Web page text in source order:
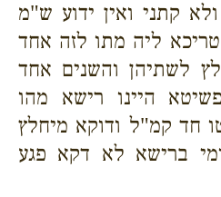
ולא קתני ואין ידוע ש"מ
ליה מתו לזה אחד
לשתיהן והשנים אחד
היינו רישא מהו
חד קמ"ל ודוקא מיחלץ
ברישא לא דקא פגע